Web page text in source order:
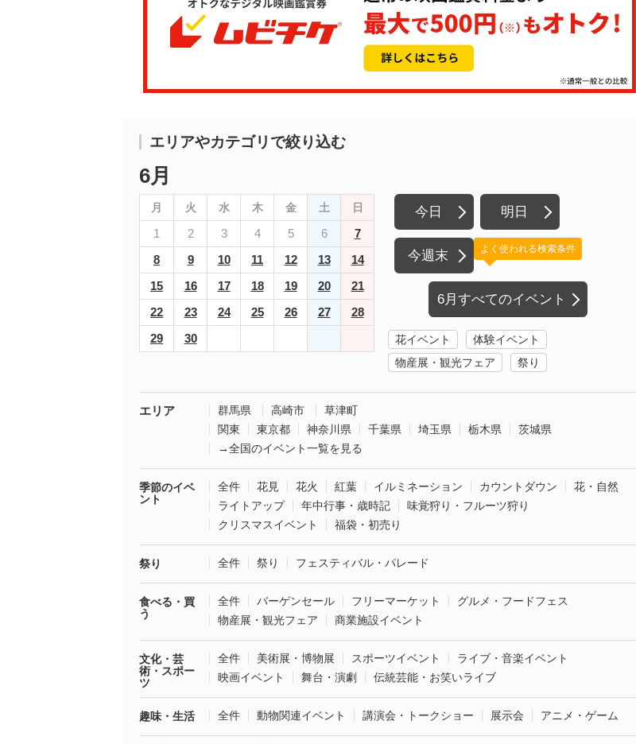
エリアやカテゴリで絞り込む
6月
月 火 水 木 金 土 日
1 2 3 4 5 6
7
8
9 10 11 12 13
14
15
16 17 18 19 20
21
22
23 24 25 26 27
28
29
30
今日 明日
今週末
6月すべてのイベント
よく使われる検索条件
花イベント
体験イベント
物産展・観光フェア
祭り
エリア 群馬県 高崎市
草津町
関東
東京都 神奈川県 千葉県 埼玉県 栃木県
茨城県
→全国のイベント一覧を見る
季節のイベ
ント
全件 花見 花火 紅葉 イルミネーション カウントダウン
花・自然
ライトアップ
年中行事・歳時記
味覚狩り・フルーツ狩り
クリスマスイベント
福袋・初売り
祭り 全件 祭り フェスティバル・パレード
食べる・買
う
全件 バーゲンセール フリーマーケット
グルメ・フードフェス
物産展・観光フェア
商業施設イベント
文化・芸
術・スポー
ツ
全件 美術展・博物展 スポーツイベント
ライブ・音楽イベント
映画イベント
舞台・演劇 伝統芸能・お笑いライブ
趣味・生活 全件 動物関連イベント 講演会・トークショー 展示会 アニメ・ゲーム